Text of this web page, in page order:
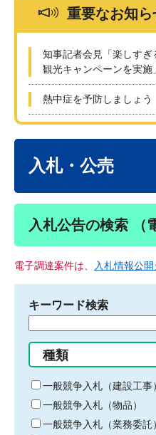
重要なお知ら
知事記者会見「楽しす
観光キャンペーンを実施
熱中症を予防しましょう
入札・公売
入札公告の検索 （
電子調達案件は、 入札情報公
キーワード検索
る
キ
ー
ワ
ー
種類
一般競争入札（建設工事）
一般競争入札（物品）
一般競争入札（業務委託）